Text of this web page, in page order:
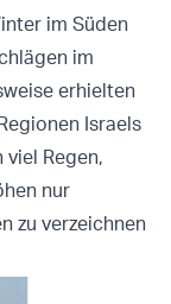
im Süden
im
erhielten
Israels
Regen,
nur
zu verzeichnen